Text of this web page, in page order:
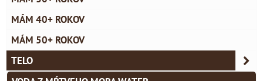
MÁM 40+ ROKOV
MÁM 50+ ROKOV
TELO